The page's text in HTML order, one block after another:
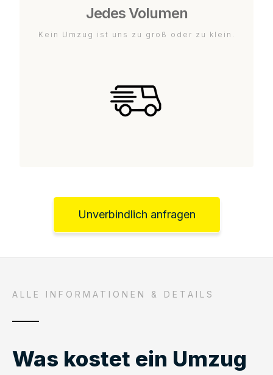
Jedes Volumen
Kein Umzug ist uns zu groß oder zu klein.
Unverbindlich anfragen
ALLE INFORMATIONEN & DETAILS
Was kostet ein Umzug